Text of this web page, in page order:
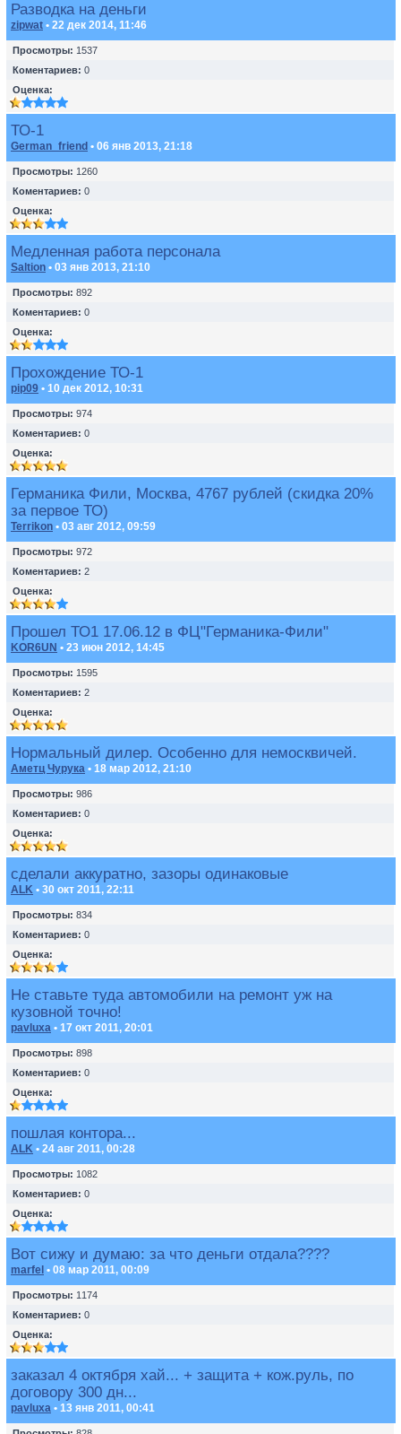
Разводка на деньги
zipwat • 22 дек 2014, 11:46
Просмотры: 1537
Коментариев: 0
Оценка:
ТО-1
German_friend • 06 янв 2013, 21:18
Просмотры: 1260
Коментариев: 0
Оценка:
Медленная работа персонала
Saltion • 03 янв 2013, 21:10
Просмотры: 892
Коментариев: 0
Оценка:
Прохождение ТО-1
pip09 • 10 дек 2012, 10:31
Просмотры: 974
Коментариев: 0
Оценка:
Германика Фили, Москва, 4767 рублей (скидка 20%
за первое ТО)
Terrikon • 03 авг 2012, 09:59
Просмотры: 972
Коментариев: 2
Оценка:
Прошел ТО1 17.06.12 в ФЦ"Германика-Фили"
KOR6UN • 23 июн 2012, 14:45
Просмотры: 1595
Коментариев: 2
Оценка:
Нормальный дилер. Особенно для немосквичей.
Аметц Чурука • 18 мар 2012, 21:10
Просмотры: 986
Коментариев: 0
Оценка:
сделали аккуратно, зазоры одинаковые
ALK • 30 окт 2011, 22:11
Просмотры: 834
Коментариев: 0
Оценка:
Не ставьте туда автомобили на ремонт уж на
кузовной точно!
pavluxa • 17 окт 2011, 20:01
Просмотры: 898
Коментариев: 0
Оценка:
пошлая контора...
ALK • 24 авг 2011, 00:28
Просмотры: 1082
Коментариев: 0
Оценка:
Вот сижу и думаю: за что деньги отдала????
marfel • 08 мар 2011, 00:09
Просмотры: 1174
Коментариев: 0
Оценка:
заказал 4 октября хай... + защита + кож.руль, по
договору 300 дн...
pavluxa • 13 янв 2011, 00:41